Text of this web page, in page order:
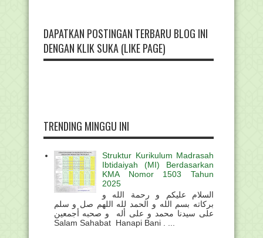
DAPATKAN POSTINGAN TERBARU BLOG INI
DENGAN KLIK SUKA (LIKE PAGE)
TRENDING MINGGU INI
Struktur Kurikulum Madrasah
Ibtidaiyah (MI) Berdasarkan
KMA Nomor 1503 Tahun
2025
السلام عليكم و رحمة الله و
بركاته بسم الله و الحمد لله اللهم صل و سلم
على سيدنا محمد و على أله و صحبه أجمعين
Salam Sahabat Hanapi Bani . ...